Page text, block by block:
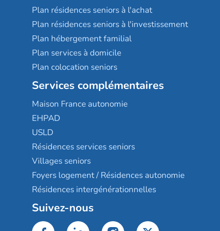
Plan résidences seniors à l'achat
Plan résidences seniors à l'investissement
Plan hébergement familial
Plan services à domicile
Plan colocation seniors
Services complémentaires
Maison France autonomie
EHPAD
USLD
Résidences services seniors
Villages seniors
Foyers logement / Résidences autonomie
Résidences intergénérationnelles
Suivez-nous